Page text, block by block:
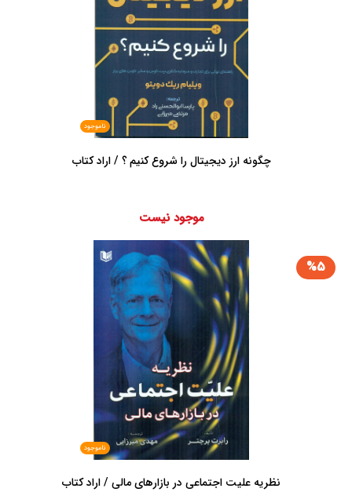
ناموجود
چگونه ارز دیجیتال را شروع کنیم ؟ / اراد کتاب
موجود نیست
%5
ناموجود
نظریه علیت اجتماعی در بازارهای مالی / اراد کتاب